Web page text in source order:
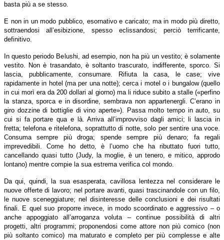
basta più a se stesso.
E non in un modo pubblico, esornativo e caricato; ma in modo più diretto,
sottraendosi all’esibizione, spesso eclissandosi; perciò terrificante,
definitivo.
In questo periodo Belushi, ad esempio, non ha più un vestito; è solamente
vestito. Non è trasandato, è soltanto trascurato, indifferente, sporco. Si
lascia, pubblicamente, consumare. Rifiuta la casa, le case; vive
rapidamente in hotel (ma per una notte); cerca i motel o i bungalow (quello
in cui morì era da 200 dollari al giorno) ma li riduce subito a stalle («perfino
la stanza, sporca e in disordine, sembrava non appartenergli. C’erano in
giro dozzine di bottiglie di vino aperte»). Passa molto tempo in auto, su
cui si fa portare qua e là. Arriva all’improvviso dagli amici; li lascia in
fretta; telefona e ritelefona, soprattutto di notte, solo per sentire una voce.
Consuma sempre più droga; spende sempre più denaro; fa regali
imprevedibili. Come ho detto, è l’uomo che ha ributtato fuori tutto,
cancellando quasi tutto (Judy, la moglie, è un tenero, e mitico, approdo
lontano) mentre compie la sua estrema verifica col mondo.
Da qui, quindi, la sua esasperata, cavillosa lentezza nel considerare le
nuove offerte di lavoro; nel portare avanti, quasi trascinandole con un filo,
le nuove sceneggiature; nel disinteresse delle conclusioni e dei risultati
finali. E quel suo proporre invece, in modo scoordinato e aggressivo – o
anche appoggiato all’arroganza voluta – continue possibilità di altri
progetti, altri programmi; proponendosi come attore non più comico (non
più soltanto comico) ma maturato e completo per più complesse e alte